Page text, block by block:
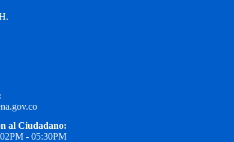
al Ciudadano:
- 05:30PM